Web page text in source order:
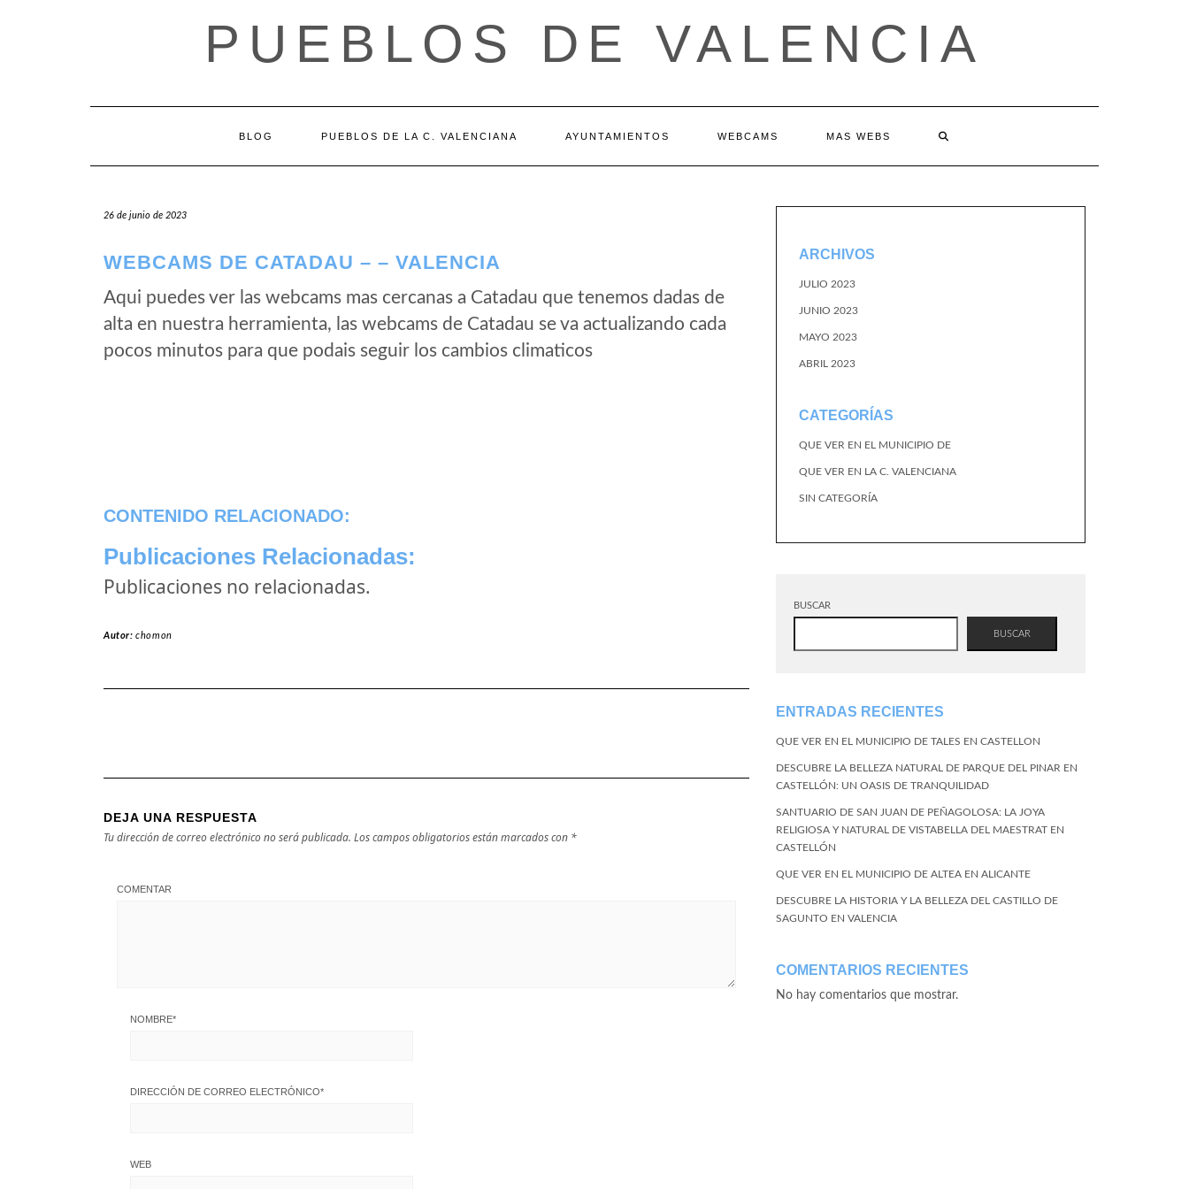
PUEBLOS DE VALENCIA
BLOG PUEBLOS DE LA C. VALENCIANA AYUNTAMIENTOS WEBCAMS MAS WEBS
26 de junio de 2023
WEBCAMS DE CATADAU – – VALENCIA
Aqui puedes ver las webcams mas cercanas a Catadau que tenemos dadas de
alta en nuestra herramienta, las webcams de Catadau se va actualizando cada
pocos minutos para que podais seguir los cambios climaticos
CONTENIDO RELACIONADO:
Publicaciones Relacionadas:
Publicaciones no relacionadas.
Autor:chomon
DEJA UNA RESPUESTA
Tu dirección de correo electrónico no será publicada. Los campos obligatorios están marcados con *
COMENTAR
NOMBRE*
DIRECCIÓN DE CORREO ELECTRÓNICO*
WEB
ARCHIVOS
JULIO 2023
JUNIO 2023
MAYO 2023
ABRIL 2023
CATEGORÍAS
QUE VER EN EL MUNICIPIO DE
QUE VER EN LA C. VALENCIANA
SIN CATEGORÍA
BUSCAR
BUSCAR
ENTRADAS RECIENTES
QUE VER EN EL MUNICIPIO DE TALES EN CASTELLON
DESCUBRE LA BELLEZA NATURAL DE PARQUE DEL PINAR EN
CASTELLÓN: UN OASIS DE TRANQUILIDAD
SANTUARIO DE SAN JUAN DE PEÑAGOLOSA: LA JOYA
RELIGIOSA Y NATURAL DE VISTABELLA DEL MAESTRAT EN
CASTELLÓN
QUE VER EN EL MUNICIPIO DE ALTEA EN ALICANTE
DESCUBRE LA HISTORIA Y LA BELLEZA DEL CASTILLO DE
SAGUNTO EN VALENCIA
COMENTARIOS RECIENTES
No hay comentarios que mostrar.